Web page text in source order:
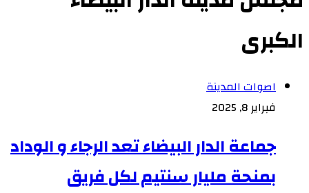
الكبرى
اصوات المدينة
فبراير 8, 2025
جماعة الدار البيضاء تعد الرجاء و الوداد
بمنحة مليار سنتيم لكل فريق